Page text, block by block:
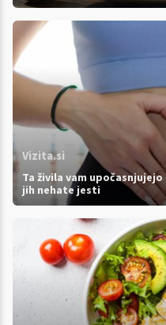
Vizita.si
Ta živila vam
jih nehate jesti